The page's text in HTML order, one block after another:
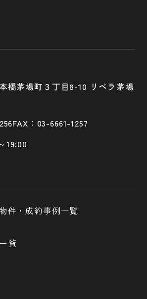
橋茅場町３丁目8-10 リベラ茅場
FAX：03-6661-1257
19:00
件・成約事例一覧
覧